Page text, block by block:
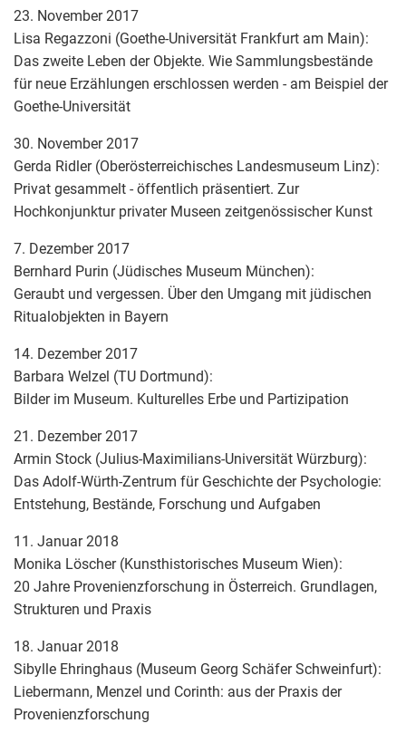
23. November 2017
Lisa Regazzoni (Goethe-Universität Frankfurt am Main):
Das zweite Leben der Objekte. Wie Sammlungsbestände
für neue Erzählungen erschlossen werden - am Beispiel der
Goethe-Universität
30. November 2017
Gerda Ridler (Oberösterreichisches Landesmuseum Linz):
Privat gesammelt - öffentlich präsentiert. Zur
Hochkonjunktur privater Museen zeitgenössischer Kunst
7. Dezember 2017
Bernhard Purin (Jüdisches Museum München):
Geraubt und vergessen. Über den Umgang mit jüdischen
Ritualobjekten in Bayern
14. Dezember 2017
Barbara Welzel (TU Dortmund):
Bilder im Museum. Kulturelles Erbe und Partizipation
21. Dezember 2017
Armin Stock (Julius-Maximilians-Universität Würzburg):
Das Adolf-Würth-Zentrum für Geschichte der Psychologie:
Entstehung, Bestände, Forschung und Aufgaben
11. Januar 2018
Monika Löscher (Kunsthistorisches Museum Wien):
20 Jahre Provenienzforschung in Österreich. Grundlagen,
Strukturen und Praxis
18. Januar 2018
Sibylle Ehringhaus (Museum Georg Schäfer Schweinfurt):
Liebermann, Menzel und Corinth: aus der Praxis der
Provenienzforschung